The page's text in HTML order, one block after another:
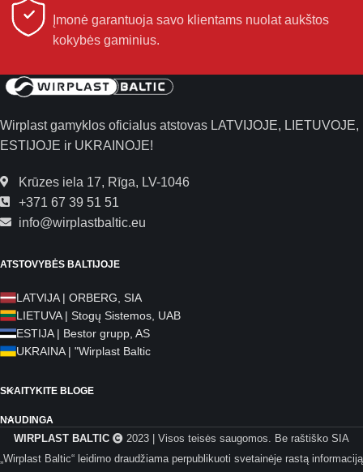
Įmonė garantuoja savo klientams nuolat aukštos
kokybės gaminius.
Wirplast gamyklos oficialus atstovas LATVIJOJE, LIETUVOJE,
ESTIJOJE ir UKRAINOJE!
Krūzes iela 17, Rīga, LV-1046
+371 67 39 51 51
info@wirplastbaltic.eu
ATSTOVYBĖS BALTIJOJE
LATVIJA | ORBERG, SIA
LIETUVA | Stogų Sistemos, UAB
ESTIJA | Bestor grupp, AS
UKRAINA | "Wirplast Baltic
SKAITYKITE BLOGE
NAUDINGA
WIRPLAST BALTIC
2023 | Visos teisės saugomos. Be raštiško SIA
„Wirplast Baltic“ leidimo draudžiama perpublikuoti svetainėje rastą informaciją